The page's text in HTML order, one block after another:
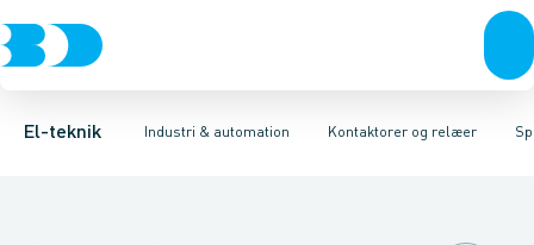
El-teknik Industri & automation
Afbrydere, stikkontakter & lampeudtagForgreningsmateriel
Kontaktorer og relæer
Industristiksystemer Frekvensomformere og softstartere
Elektronisk overstrømsrelæMotorstart kombination